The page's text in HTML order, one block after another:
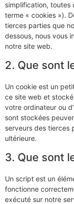
simplification, toutes
terme « cookies »).
tierces parties que
dessous, nous vous
notre site web.
2. Que sont
Un cookie est un
ce site web et
votre ordinateur ou
sont stockées
serveurs des tierces
ultérieure.
3. Que sont
Un script est un
fonctionne
exécuté sur notre